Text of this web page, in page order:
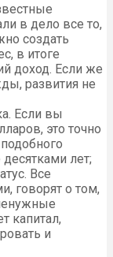
в дело все то,
создать
в итоге
доход. Если же
развития не
Если вы
это точно
лет;
Все
говорят о том,
капитал,
и